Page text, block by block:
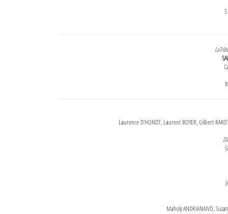
Laurence D'HONDT, Laurent BOYER, Gilbert
Maholy ANDRIANAIVO,